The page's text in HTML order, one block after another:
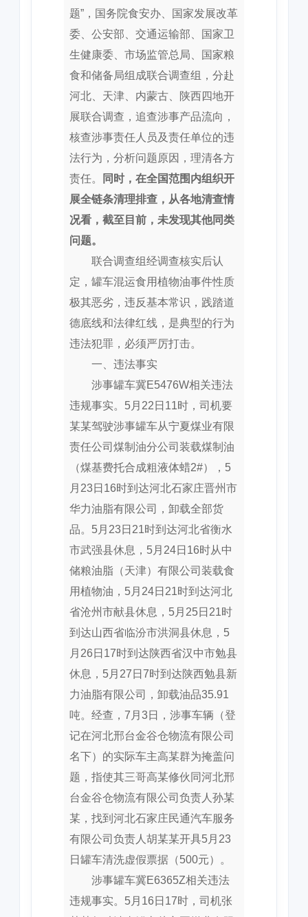
题”，国务院食安办、国家发展改革
委、公安部、交通运输部、国家卫
生健康委、市场监管总局、国家粮
食和储备局组成联合调查组，分赴
河北、天津、内蒙古、陕西四地开
展联合调查，追查涉事产品流向，
核查涉事责任人员及责任单位的违
法行为，分析问题原因，理清各方
责任。
同时，在全国范围内组织开
展全链条清理排查，从各地清查情
况看，截至目前，未发现其他同类
问题。
联合调查组经调查核实后认
定，罐车混运食用植物油事件性质
极其恶劣，违反基本常识，践踏道
德底线和法律红线，是典型的行为
违法犯罪，必须严厉打击。
一、违法事实
涉事罐车冀E5476W相关违法
违规事实。5月22日11时，司机要
某某驾驶涉事罐车从宁夏煤业有限
责任公司煤制油分公司装载煤制油
（煤基费托合成粗液体蜡2#），5
月23日16时到达河北石家庄晋州市
华力油脂有限公司，卸载全部货
品。5月23日21时到达河北省衡水
市武强县休息，5月24日16时从中
储粮油脂（天津）有限公司装载食
用植物油，5月24日21时到达河北
省沧州市献县休息，5月25日21时
到达山西省临汾市洪洞县休息，5
月26日17时到达陕西省汉中市勉县
休息，5月27日7时到达陕西勉县新
力油脂有限公司，卸载油品35.91
吨。经查，7月3日，涉事车辆（登
记在河北邢台金谷仓物流有限公司
名下）的实际车主高某群为掩盖问
题，指使其三哥高某修伙同河北邢
台金谷仓物流有限公司负责人孙某
某，找到河北石家庄民通汽车服务
有限公司负责人胡某某开具5月23
日罐车清洗虚假票据（500元）。
涉事罐车冀E6365Z相关违法
违规事实。5月16日17时，司机张